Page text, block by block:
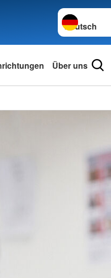
Sprache
Über uns